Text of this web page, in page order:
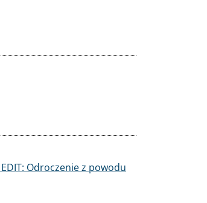
Odroczenie z powodu